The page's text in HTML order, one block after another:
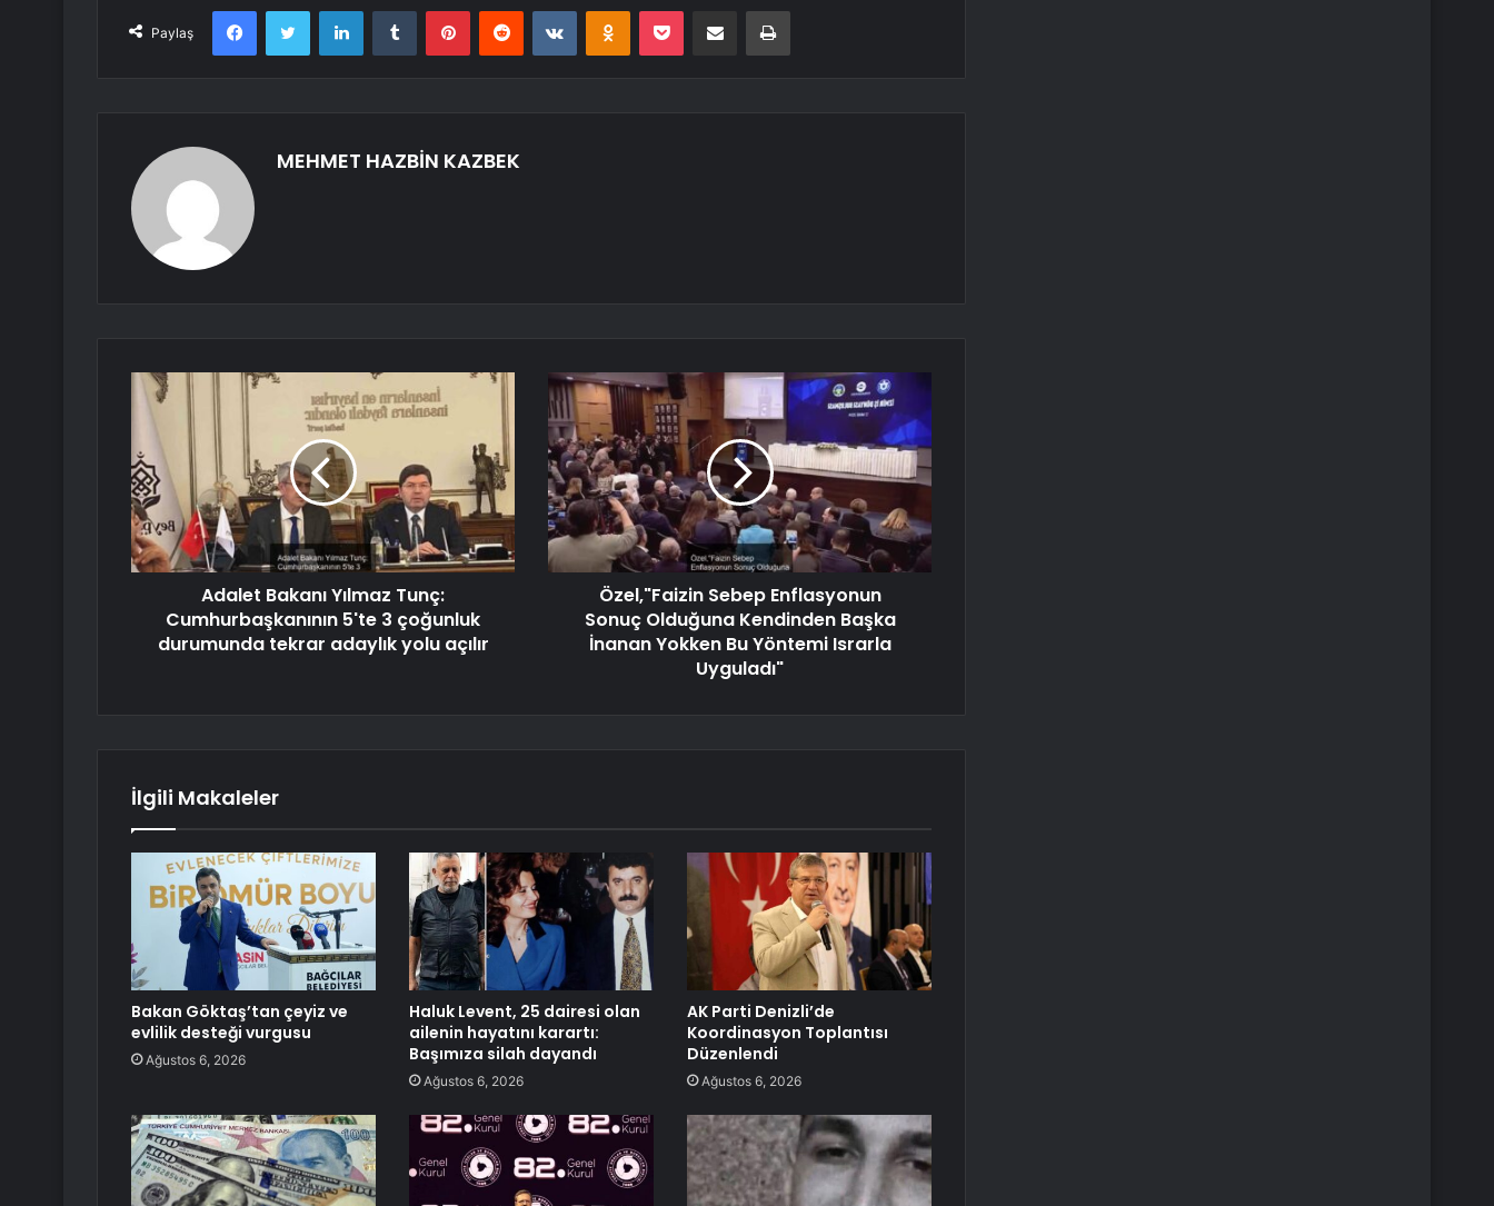
Paylaş
FacebookTwitter LinkedInTumblr PinterestReddit VKontakteOdnoklassniki
Pocket E-Posta ile paylaş Yazdır
MEHMET HAZBİN KAZBEK
Adalet Bakanı Yılmaz Tunç:
Cumhurbaşkanının 5'te 3 çoğunluk
durumunda tekrar adaylık yolu açılır
Özel,"Faizin Sebep Enflasyonun
Sonuç Olduğuna Kendinden Başka
İnanan Yokken Bu Yöntemi Israrla
Uyguladı"
İlgili Makaleler
Bakan Göktaş’tan çeyiz ve
evlilik desteği vurgusu
Ağustos 6, 2026
Haluk Levent, 25 dairesi olan
ailenin hayatını karartı:
Başımıza silah dayandı
Ağustos 6, 2026
AK Parti Denizli’de
Koordinasyon Toplantısı
Düzenlendi
Ağustos 6, 2026